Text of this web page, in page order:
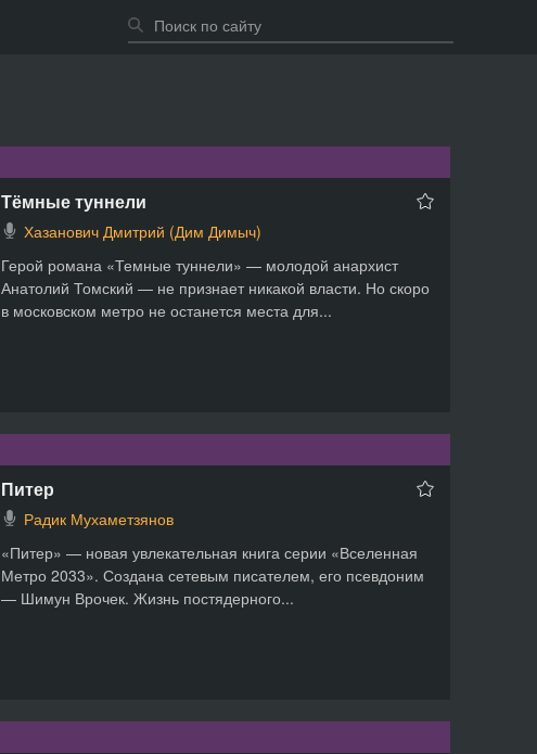
Тёмные туннели
Хазанович Дмитрий (Дим Димыч)
Герой романа «Темные туннели» — молодой анархист
Анатолий Томский — не признает никакой власти. Но скоро
в московском метро не останется места для...
Питер
Радик Мухаметзянов
«Питер» — новая увлекательная книга серии «Вселенная
Метро 2033». Создана сетевым писателем, его псевдоним
— Шимун Врочек. Жизнь постядерного...